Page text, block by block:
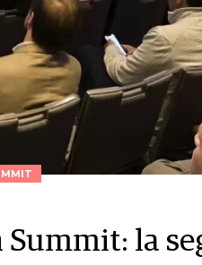
Summit: la